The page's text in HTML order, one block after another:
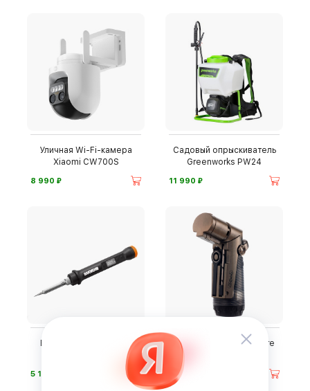
Уличная Wi-Fi-камера
Xiaomi CW700S
8 990 ⃏
Садовый опрыскиватель
Greenworks PW24
11 990 ⃏
Выжигатель-паяльник
5 190
Турбозажигалка S.Quire
2 150